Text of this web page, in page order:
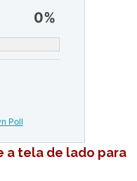
0%
Poll
a tela de lado para